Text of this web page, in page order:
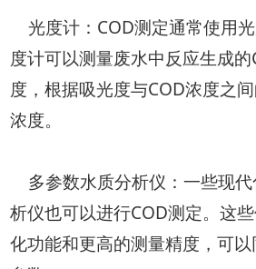
光度计：COD测定通常使用
度计可以测量废水中反应生成
度，根据吸光度与COD浓度之
浓度。
多参数水质分析仪：一些现
析仪也可以进行COD测定。这
化功能和更高的测量精度，可